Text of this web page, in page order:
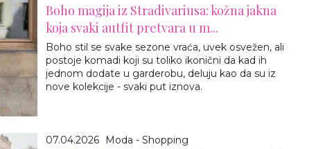
Boho magija iz Stradivariusa: kožna jakna
koja svaki autfit pretvara u m...
Boho stil se svake sezone vraća, uvek osvežen, ali
postoje komadi koji su toliko ikonični da kad ih
jednom dodate u garderobu, deluju kao da su iz
nove kolekcije - svaki put iznova.
07.04.2026 Moda - Shopping